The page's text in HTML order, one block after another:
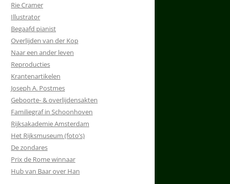
Rie Cramer
Illustrator
Begaafd pianist
Overlijden van der Kop
Naar een ander leven
Reproducties
Krantenartikelen
Joseph A. Postmes
Geboorte- & overlijdensakten
Familiegraf in Schoonhoven
Rijksakademie Amsterdam
Het Rijksmuseum (foto’s)
De zondares
Prix de Rome winnaar
Hub van Baar over Han